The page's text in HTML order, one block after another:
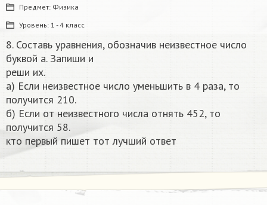
Предмет: Физика
Уровень: 1 - 4 класс
8. Составь уравнения, обозначив неизвестное число
буквой а. Запиши и
реши их.
а) Если неизвестное число уменьшить в 4 раза, то
получится 210.
б) Если от неизвестного числа отнять 452, то
получится 58.
кто первый пишет тот лучший ответ ​